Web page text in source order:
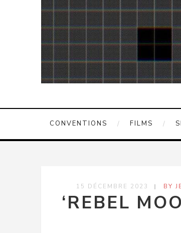
CONVENTIONS FILMS
15 DÉCEMBRE 2023 BY
‘REBEL